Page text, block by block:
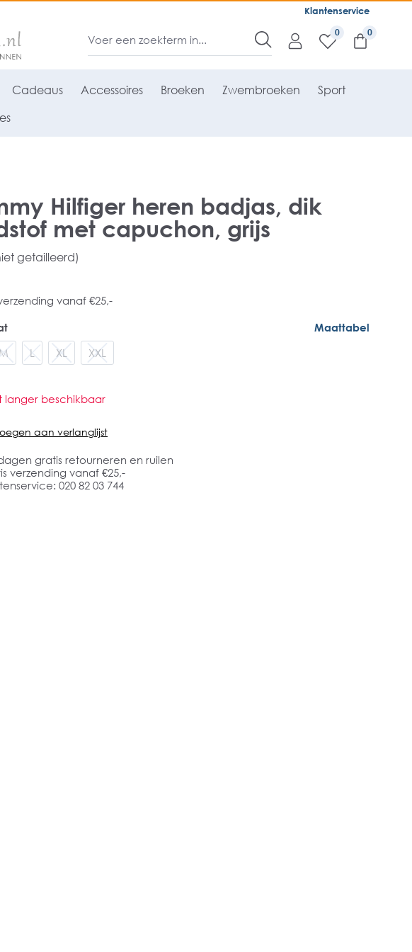
Klantenservice
0
Cadeaus Accessoires Broeken Zwembroeken Sport
Hilfiger heren badjas, dik
met capuchon, grijs
getailleerd)
vanaf €25,-
Maattabel
M L XL XXL
langer beschikbaar
aan verlanglijst
gratis retourneren en ruilen
verzending vanaf €25,-
020 82 03 744